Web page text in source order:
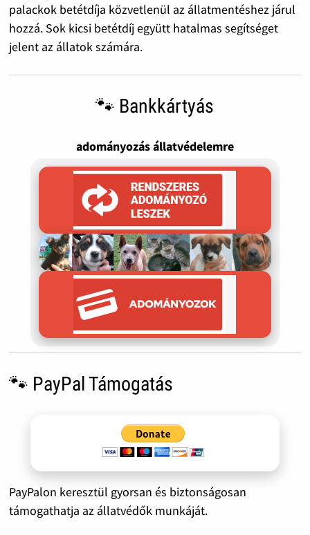
palackok betétdíja közvetlenül az állatmentéshez járul
hozzá. Sok kicsi betétdíj együtt hatalmas segítséget
jelent az állatok számára.
🐾 Bankkártyás
adományozás állatvédelemre
🐾 PayPal Támogatás
PayPalon keresztül gyorsan és biztonságosan
támogathatja az állatvédők munkáját.